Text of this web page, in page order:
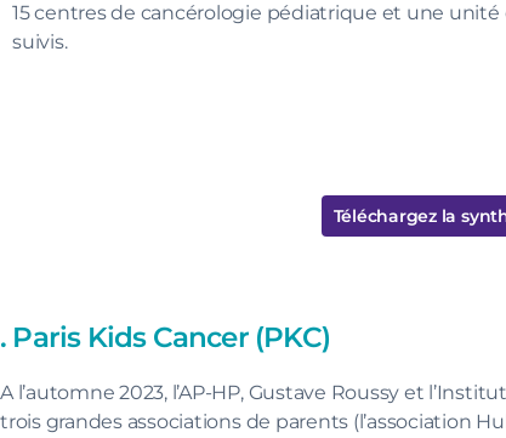
15 centres de cancérologie pédiatrique et une
suivis.
Téléchargez la
. Paris Kids Cancer (PKC)
A l’automne 2023, l’AP-HP, Gustave Roussy et
trois grandes associations de parents (l’association